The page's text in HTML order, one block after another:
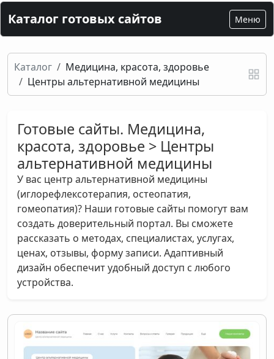
Каталог готовых сайтов Меню
Каталог
Медицина, красота, здоровье
Центры альтернативной медицины
Готовые сайты. Медицина,
красота, здоровье > Центры
альтернативной медицины
У вас центр альтернативной медицины
(иглорефлексотерапия, остеопатия,
гомеопатия)? Наши готовые сайты помогут вам
создать доверительный портал. Вы сможете
рассказать о методах, специалистах, услугах,
ценах, отзывы, форму записи. Адаптивный
дизайн обеспечит удобный доступ с любого
устройства.